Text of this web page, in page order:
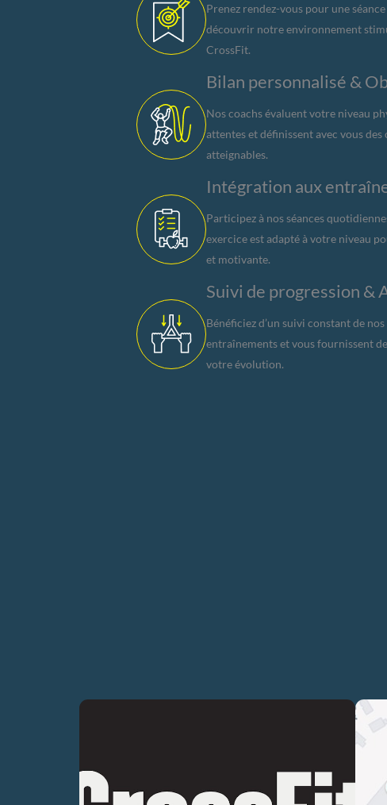
Prenez rendez-vous pour une
découvrir notre environnement
CrossFit.
Bilan personnalisé &
Nos coachs évaluent votre niveau
attentes et définissent avec vous
atteignables.
Intégration aux
Participez à nos séances
exercice est adapté à votre niveau
et motivante.
Suivi de progression &
Bénéficiez d’un suivi constant de
entraînements et vous fournissent
votre évolution.